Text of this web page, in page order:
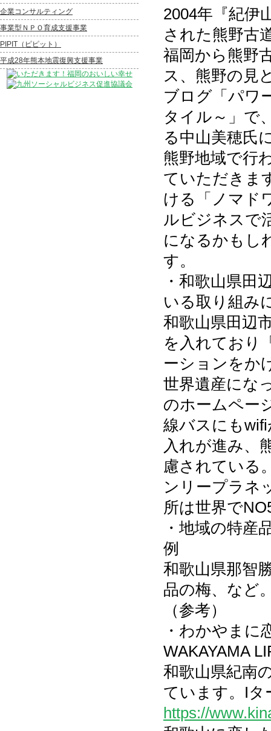
企業コンサルティング
事業型ＮＰＯ育成支援事業
PIPIT（ピピット）
平成28年熊本地震復興支援事業
2004年『紀伊
された熊野古
福岡から熊野
ス、熊野の見
ブログ「パワ
タイル～」で
る中山美穂氏
熊野地域で行
ていただきま
ける「ノマド
ルビジネスで
になるかもし
す。
・和歌山県田
いる取り組み
和歌山県田辺
を入れており
ーションをか
世界遺産にな
のホームペー
線バスにも
入れが進み、
慮されている
ンリープラネ
所は世界で
・地域の特産
例
和歌山県那智
品の梅、など
（参考）
・わかやまに
WAKAYAMA
和歌山県紀南
ています。Iタ
https://